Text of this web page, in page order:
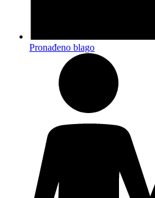
Pronađeno blago